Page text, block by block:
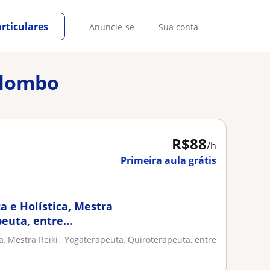
Anuncie-se Sua conta
R$88/h
Primeira aula grátis
e Holística, Mestra
entre
constante
desde 2013, com
Mestra Reiki , Yogaterapeuta, Quiroterapeuta, entre